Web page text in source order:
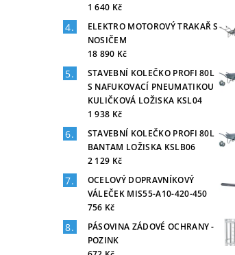
1 640 Kč
ELEKTRO MOTOROVÝ TRAKAŘ S
NOSIČEM
18 890 Kč
STAVEBNÍ KOLEČKO PROFI 80L
S NAFUKOVACÍ PNEUMATIKOU
KULIČKOVÁ LOŽISKA KSL04
1 938 Kč
STAVEBNÍ KOLEČKO PROFI 80L
BANTAM LOŽISKA KSLB06
2 129 Kč
OCELOVÝ DOPRAVNÍKOVÝ
VÁLEČEK MIS55-A10-420-450
756 Kč
PÁSOVINA ZÁDOVÉ OCHRANY -
POZINK